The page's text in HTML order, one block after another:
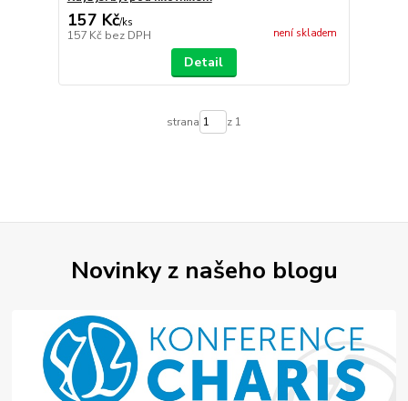
157 Kč/ks
157 Kč bez DPH není skladem
Detail
strana z 1
Novinky z našeho blogu